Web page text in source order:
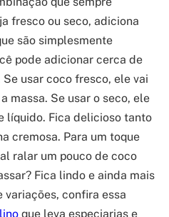
fresco ou seco, adiciona
são simplesmente
pode adicionar cerca de
usar coco fresco, ele vai
massa. Se usar o seco, ele
líquido. Fica delicioso tanto
cremosa. Para um toque
ralar um pouco de coco
Fica lindo e ainda mais
variações, confira essa
que leva especiarias e